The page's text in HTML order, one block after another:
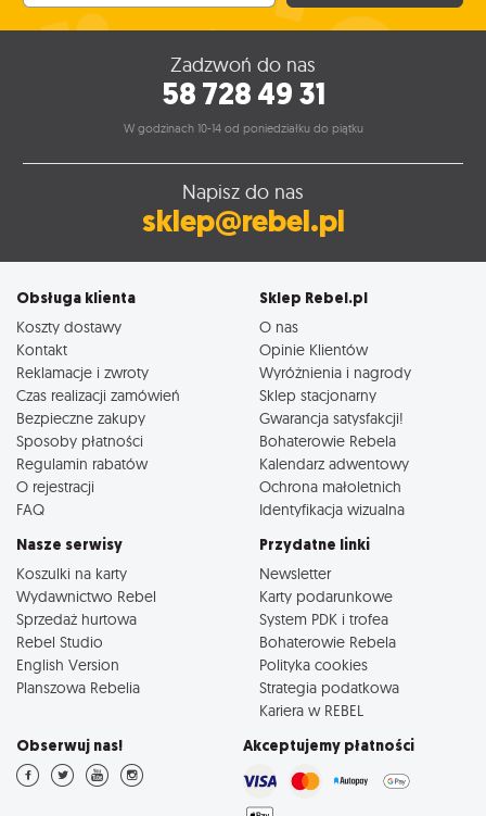
Zadzwoń do nas
58 728 49 31
W godzinach 10-14 od poniedziałku do piątku
Napisz do nas
sklep@rebel.pl
Obsługa klienta
Koszty dostawy
Kontakt
Reklamacje i zwroty
Czas realizacji zamówień
Bezpieczne zakupy
Sposoby płatności
Regulamin rabatów
O rejestracji
FAQ
Sklep Rebel.pl
O nas
Opinie Klientów
Wyróżnienia i nagrody
Sklep stacjonarny
Gwarancja satysfakcji!
Bohaterowie Rebela
Kalendarz adwentowy
Ochrona małoletnich
Identyfikacja wizualna
Nasze serwisy
Koszulki na karty
Wydawnictwo Rebel
Sprzedaż hurtowa
Rebel Studio
English Version
Planszowa Rebelia
Przydatne linki
Newsletter
Karty podarunkowe
System PDK i trofea
Bohaterowie Rebela
Polityka cookies
Strategia podatkowa
Kariera w REBEL
Obserwuj nas! Akceptujemy płatności